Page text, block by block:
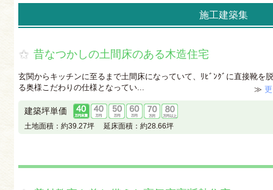
施工建築集
昔なつかしの土間床のある木造住宅
玄関からキッチンに至るまで土間床になっていて、ﾘﾋﾞﾝｸﾞに直接靴を
る奥様こだわりの仕様となってい...
≫
建築坪単価
土地面積： 約39.27坪 延床面積： 約28.66坪